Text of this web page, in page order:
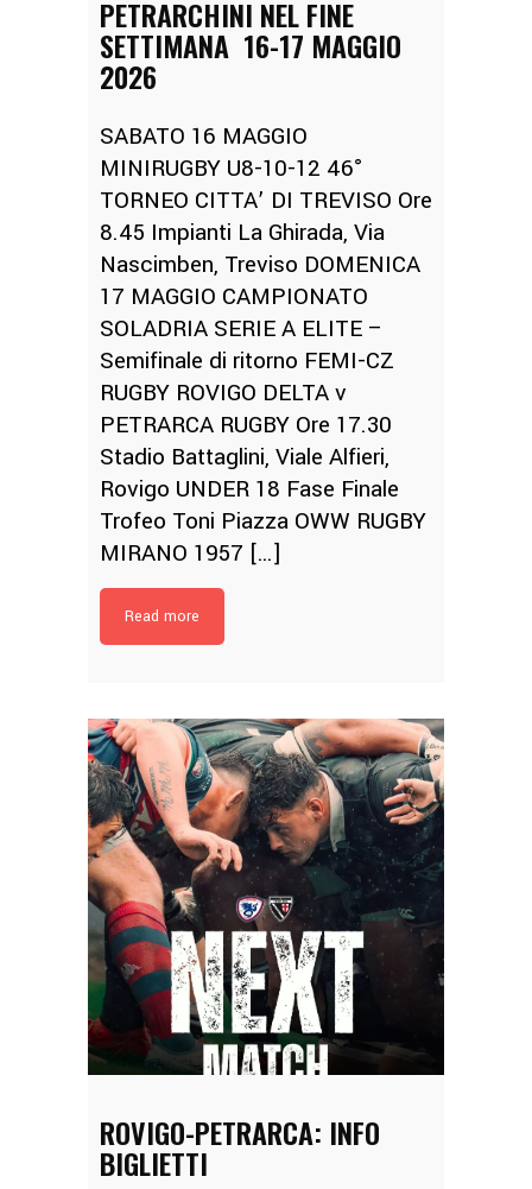
PETRARCHINI NEL FINE
SETTIMANA 16-17 MAGGIO
2026
SABATO 16 MAGGIO
MINIRUGBY U8-10-12 46°
TORNEO CITTA’ DI TREVISO Ore
8.45 Impianti La Ghirada, Via
Nascimben, Treviso DOMENICA
17 MAGGIO CAMPIONATO
SOLADRIA SERIE A ELITE –
Semifinale di ritorno FEMI-CZ
RUGBY ROVIGO DELTA v
PETRARCA RUGBY Ore 17.30
Stadio Battaglini, Viale Alfieri,
Rovigo UNDER 18 Fase Finale
Trofeo Toni Piazza OWW RUGBY
MIRANO 1957 […]
Read more
ROVIGO-PETRARCA: INFO
BIGLIETTI